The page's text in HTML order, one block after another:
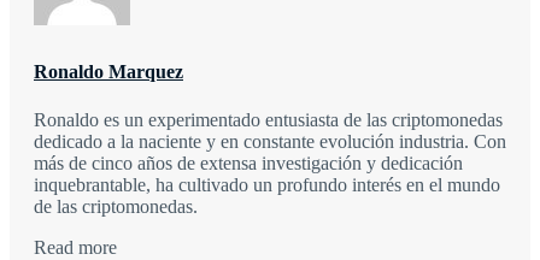
Ronaldo Marquez
Ronaldo es un experimentado entusiasta de las criptomonedas
dedicado a la naciente y en constante evolución industria. Con
más de cinco años de extensa investigación y dedicación
inquebrantable, ha cultivado un profundo interés en el mundo
de las criptomonedas.
Read more